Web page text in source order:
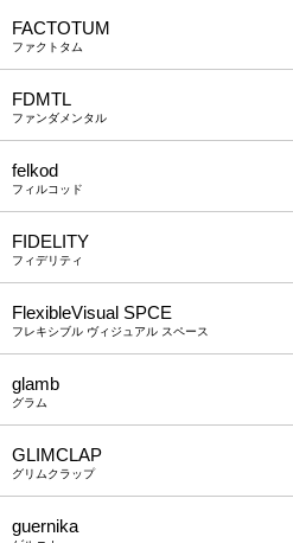
FACTOTUM
ファクトタム
FDMTL
ファンダメンタル
felkod
フィルコッド
FIDELITY
フィデリティ
FlexibleVisual SPCE
フレキシブル ヴィジュアル スペース
glamb
グラム
GLIMCLAP
グリムクラップ
guernika